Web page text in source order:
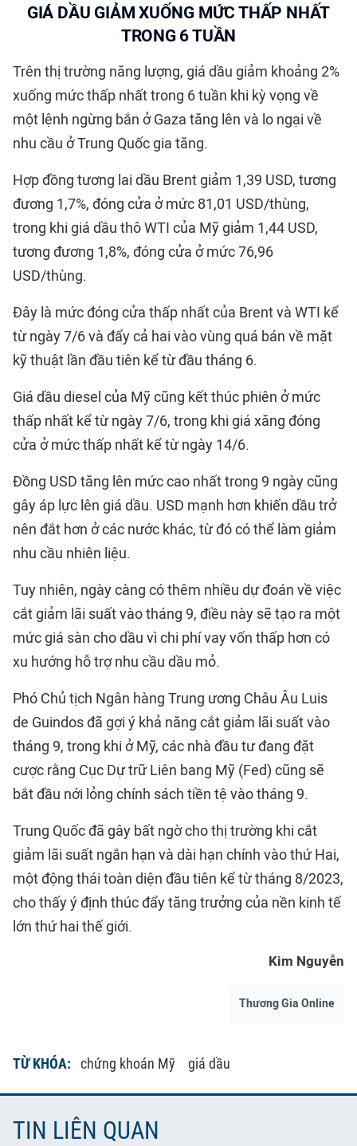
GIÁ DẦU GIẢM XUỐNG MỨC THẤP NHẤT
TRONG 6 TUẦN
Trên thị trường năng lượng, giá dầu giảm khoảng 2%
xuống mức thấp nhất trong 6 tuần khi kỳ vọng về
một lệnh ngừng bắn ở Gaza tăng lên và lo ngại về
nhu cầu ở Trung Quốc gia tăng.
Hợp đồng tương lai dầu Brent giảm 1,39 USD, tương
đương 1,7%, đóng cửa ở mức 81,01 USD/thùng,
trong khi giá dầu thô WTI của Mỹ giảm 1,44 USD,
tương đương 1,8%, đóng cửa ở mức 76,96
USD/thùng.
Đây là mức đóng cửa thấp nhất của Brent và WTI kể
từ ngày 7/6 và đẩy cả hai vào vùng quá bán về mặt
kỹ thuật lần đầu tiên kể từ đầu tháng 6.
Giá dầu diesel của Mỹ cũng kết thúc phiên ở mức
thấp nhất kể từ ngày 7/6, trong khi giá xăng đóng
cửa ở mức thấp nhất kể từ ngày 14/6.
Đồng USD tăng lên mức cao nhất trong 9 ngày cũng
gây áp lực lên giá dầu. USD mạnh hơn khiến dầu trở
nên đắt hơn ở các nước khác, từ đó có thể làm giảm
nhu cầu nhiên liệu.
Tuy nhiên, ngày càng có thêm nhiều dự đoán về việc
cắt giảm lãi suất vào tháng 9, điều này sẽ tạo ra một
mức giá sàn cho dầu vì chi phí vay vốn thấp hơn có
xu hướng hỗ trợ nhu cầu dầu mỏ.
Phó Chủ tịch Ngân hàng Trung ương Châu Âu Luis
de Guindos đã gợi ý khả năng cắt giảm lãi suất vào
tháng 9, trong khi ở Mỹ, các nhà đầu tư đang đặt
cược rằng Cục Dự trữ Liên bang Mỹ (Fed) cũng sẽ
bắt đầu nới lỏng chính sách tiền tệ vào tháng 9.
Trung Quốc đã gây bất ngờ cho thị trường khi cắt
giảm lãi suất ngắn hạn và dài hạn chính vào thứ Hai,
một động thái toàn diện đầu tiên kể từ tháng 8/2023,
cho thấy ý định thúc đẩy tăng trưởng của nền kinh tế
lớn thứ hai thế giới.
Kim Nguyễn
Thương Gia Online
TỪ KHÓA: chứng khoán Mỹ giá dầu
TIN LIÊN QUAN